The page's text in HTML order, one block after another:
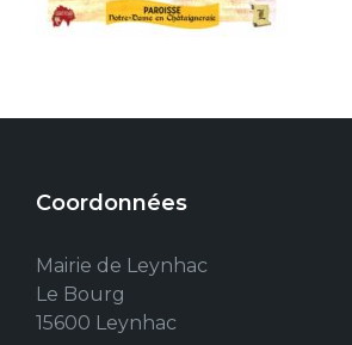
Coordonnées
Mairie de Leynhac
Le Bourg
15600 Leynhac